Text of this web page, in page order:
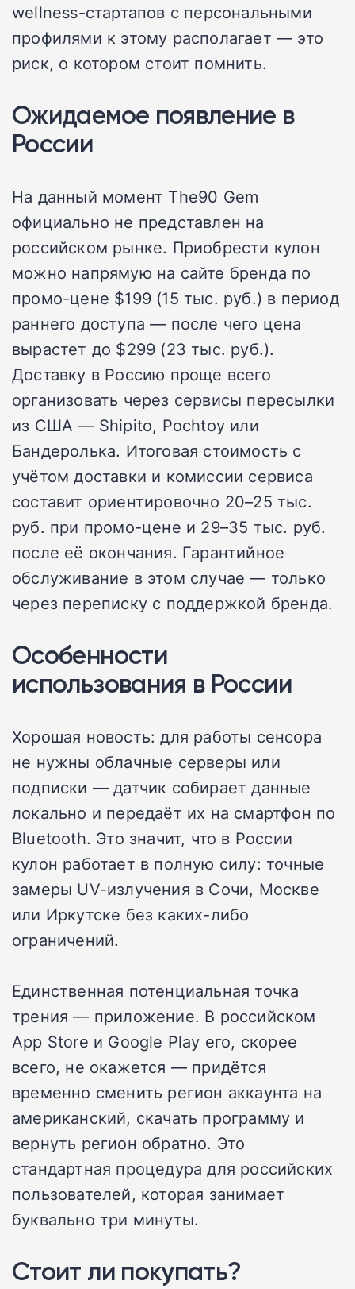
wellness-стартапов с персональными
профилями к этому располагает — это
риск, о котором стоит помнить.
Ожидаемое появление в
России
На данный момент The90 Gem
официально не представлен на
российском рынке. Приобрести кулон
можно напрямую на сайте бренда по
промо-цене $199 (15 тыс. руб.) в период
раннего доступа — после чего цена
вырастет до $299 (23 тыс. руб.).
Доставку в Россию проще всего
организовать через сервисы пересылки
из США — Shipito, Pochtoy или
Бандеролька. Итоговая стоимость с
учётом доставки и комиссии сервиса
составит ориентировочно 20–25 тыс.
руб. при промо-цене и 29–35 тыс. руб.
после её окончания. Гарантийное
обслуживание в этом случае — только
через переписку с поддержкой бренда.
Особенности
использования в России
Хорошая новость: для работы сенсора
не нужны облачные серверы или
подписки — датчик собирает данные
локально и передаёт их на смартфон по
Bluetooth. Это значит, что в России
кулон работает в полную силу: точные
замеры UV-излучения в Сочи, Москве
или Иркутске без каких-либо
ограничений.
Единственная потенциальная точка
трения — приложение. В российском
App Store и Google Play его, скорее
всего, не окажется — придётся
временно сменить регион аккаунта на
американский, скачать программу и
вернуть регион обратно. Это
стандартная процедура для российских
пользователей, которая занимает
буквально три минуты.
Стоит ли покупать?